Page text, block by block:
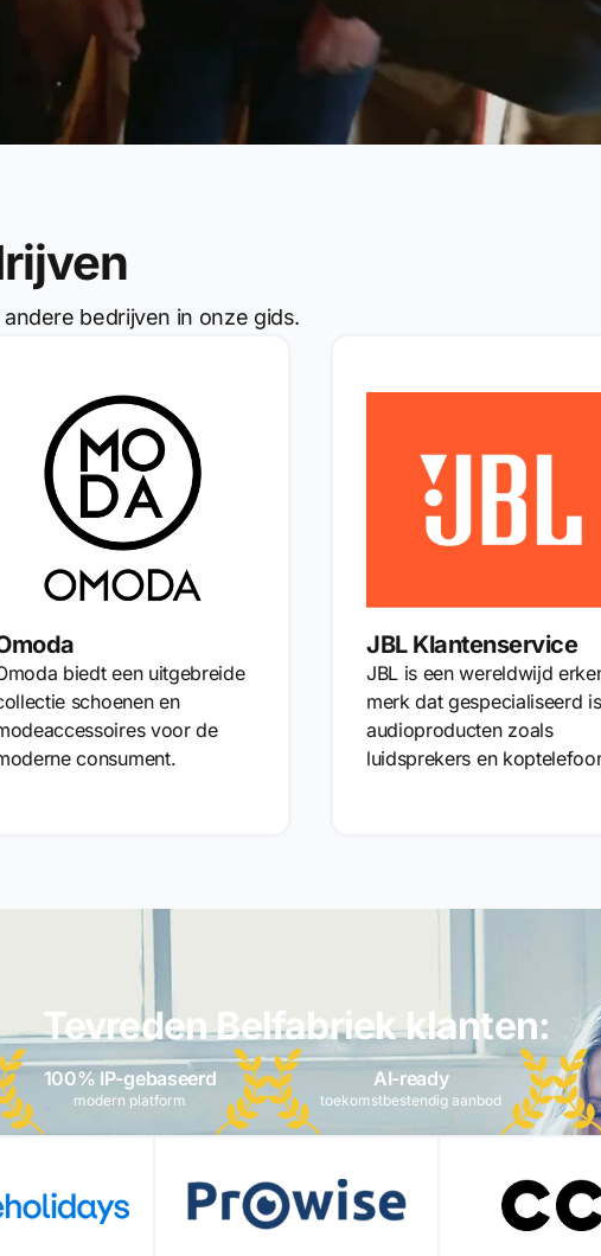
bedrijven in onze gids.
biedt een uitgebreide
schoenen en
voor de
consument.
JBL Klantenservice
JBL is een wereldwijd
merk dat gespecialiseerd
audioproducten zoals
luidsprekers en
Tevreden Belfabriek klanten:
100% IP-gebaseerd
modern platform
AI-ready
toekomstbestendig aanbod